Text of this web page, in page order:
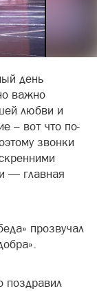
день
важно
любви и
– вот что по-
звонки
— главная
прозвучал
поздравил